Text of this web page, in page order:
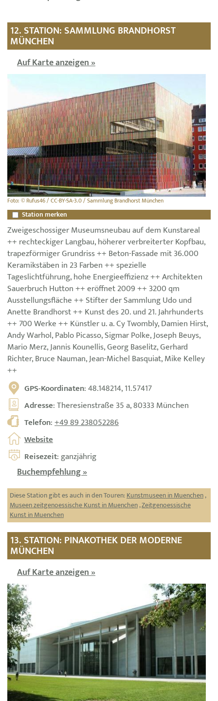
12. STATION: SAMMLUNG BRANDHORST
MÜNCHEN
Auf Karte anzeigen »
Foto: © Rufus46 / CC-BY-SA-3.0 / Sammlung Brandhorst München
Station merken
Zweigeschossiger Museumsneubau auf dem Kunstareal
++ rechteckiger Langbau, höherer verbreiterter Kopfbau,
trapezförmiger Grundriss ++ Beton-Fassade mit 36.000
Keramikstäben in 23 Farben ++ spezielle
Tageslichtführung, hohe Energieeffizienz ++ Architekten
Sauerbruch Hutton ++ eröffnet 2009 ++ 3200 qm
Ausstellungsfläche ++ Stifter der Sammlung Udo und
Anette Brandhorst ++ Kunst des 20. und 21. Jahrhunderts
++ 700 Werke ++ Künstler u. a. Cy Twombly, Damien Hirst,
Andy Warhol, Pablo Picasso, Sigmar Polke, Joseph Beuys,
Mario Merz, Jannis Kounellis, Georg Baselitz, Gerhard
Richter, Bruce Nauman, Jean-Michel Basquiat, Mike Kelley
++
GPS-Koordinaten: 48.148214, 11.57417
Adresse: Theresienstraße 35 a, 80333 München
Telefon:+49 89 238052286
Website
Reisezeit: ganzjährig
Buchempfehlung »
Diese Station gibt es auch in den Touren:Kunstmuseen in Muenchen,
Museen zeitgenoessische Kunst in Muenchen,Zeitgenoessische
Kunst in Muenchen
13. STATION: PINAKOTHEK DER MODERNE
MÜNCHEN
Auf Karte anzeigen »